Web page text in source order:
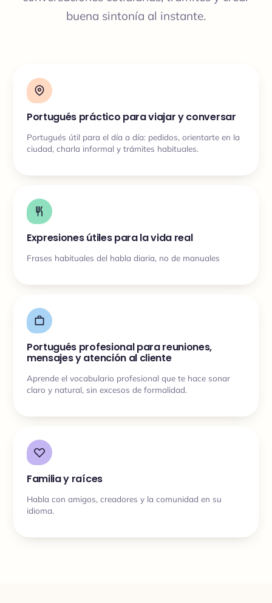
buena sintonía al instante.
Portugués práctico para viajar y conversar
Portugués útil para el día a día: pedidos, orientarte en la
ciudad, charla informal y trámites habituales.
Expresiones útiles para la vida real
Frases habituales del habla diaria, no de manuales
Portugués profesional para reuniones,
mensajes y atención al cliente
Aprende el vocabulario profesional que te hace sonar
claro y natural, sin excesos de formalidad.
Familia y raíces
Habla con amigos, creadores y la comunidad en su
idioma.